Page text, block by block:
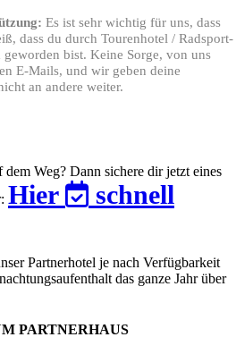
Es ist sehr wichtig für uns, dass
dass du durch Tourenhotel / Radsport-
bist. Keine Sorge, von uns
E-Mails, und wir geben deine
an andere weiter.
Weg? Dann sichere dir jetzt eines
Hier
schnell
Partnerhotel je nach Verfügbarkeit
das ganze Jahr über
PARTNERHAUS